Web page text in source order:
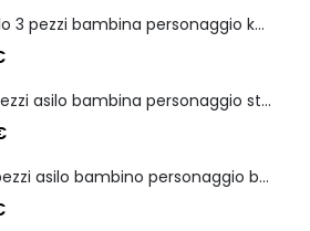
Set asilo 3 pezzi bambina personaggio kuromi
Set 5 pezzi asilo bambina personaggio stitch angel
Set 4 pezzi asilo bambino personaggio batman